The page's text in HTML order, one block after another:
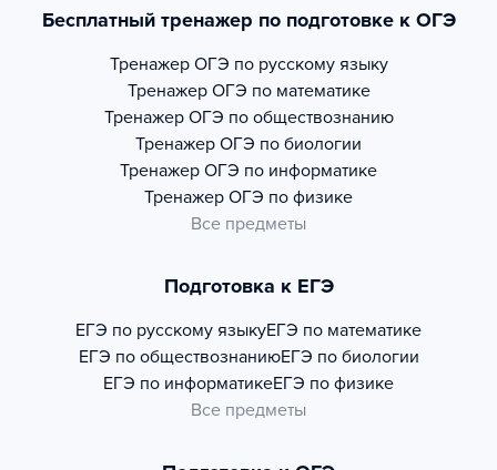
Бесплатный тренажер по подготовке к ОГЭ
Тренажер ОГЭ по русскому языку
Тренажер ОГЭ по математике
Тренажер ОГЭ по обществознанию
Тренажер ОГЭ по биологии
Тренажер ОГЭ по информатике
Тренажер ОГЭ по физике
Все предметы
Подготовка к ЕГЭ
ЕГЭ по русскому языкуЕГЭ по математике
ЕГЭ по обществознаниюЕГЭ по биологии
ЕГЭ по информатикеЕГЭ по физике
Все предметы